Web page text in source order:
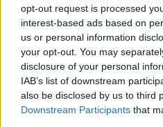
opt-out request is processed
interest-based ads based on
us or personal information
your opt-out. You may
disclosure of your personal
IAB’s list of downstream
also be disclosed by us to third
Downstream Participants that